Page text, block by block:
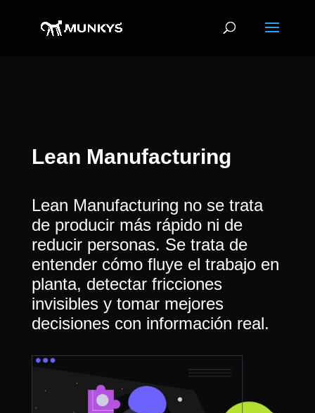
Lean Manufacturing
Lean Manufacturing no se trata
de producir más rápido ni de
reducir personas. Se trata de
entender cómo fluye el trabajo en
planta, detectar fricciones
invisibles y tomar mejores
decisiones con información real.